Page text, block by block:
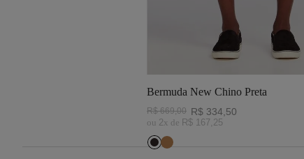
Bermuda New Chino Preta
R$ 669,00 R$ 334 50
ou 2x de R$ 167, 25